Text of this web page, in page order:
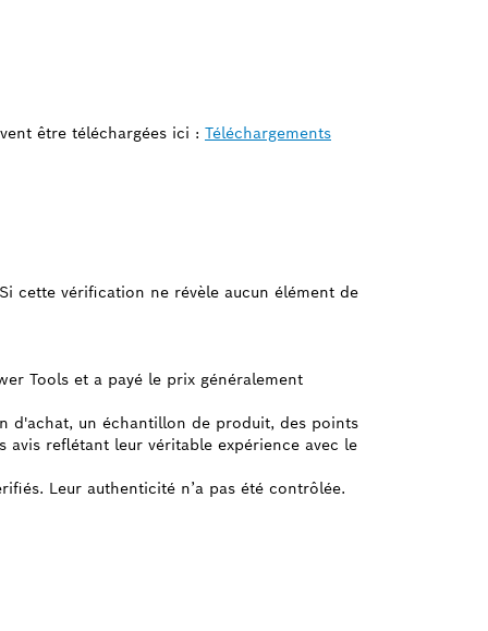
être téléchargées ici : Téléchargements
cette vérification ne révèle aucun élément de
Tools et a payé le prix généralement
d'achat, un échantillon de produit, des points
avis reflétant leur véritable expérience avec le
Leur authenticité n’a pas été contrôlée.